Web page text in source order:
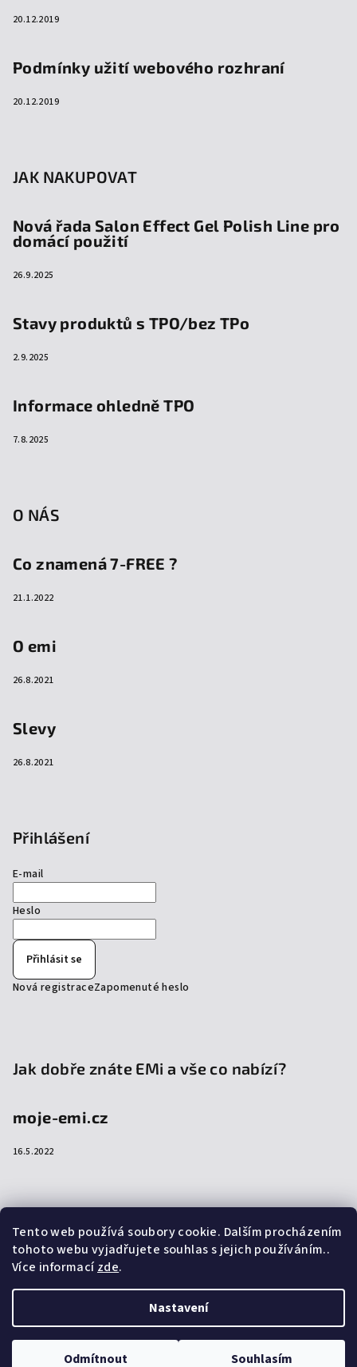
Tento web používá soubory cookie. Dalším procházením
tohoto webu vyjadřujete souhlas s jejich používáním..
Více informacízde.
Nastavení
Odmítnout Souhlasím
20.12.2019
Podmínky užití webového rozhraní
20.12.2019
JAK NAKUPOVAT
Nová řada Salon Effect Gel Polish Line pro
domácí použití
26.9.2025
Stavy produktů s TPO/bez TPo
2.9.2025
Informace ohledně TPO
7.8.2025
O NÁS
Co znamená 7-FREE ?
21.1.2022
O emi
26.8.2021
Slevy
26.8.2021
Přihlášení
E-mail
Heslo
Přihlásit se
Nová registraceZapomenuté heslo
Jak dobře znáte EMi a vše co nabízí?
moje-emi.cz
16.5.2022
Přijímáme online platby
Upravit nastavení cookies